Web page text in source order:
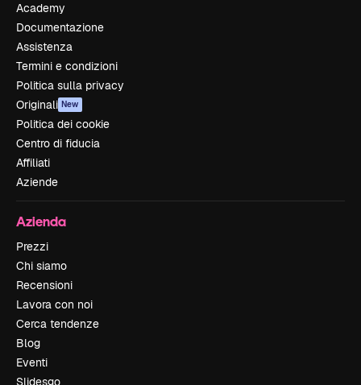
Academy
Documentazione
Assistenza
Termini e condizioni
Politica sulla privacy
Originali New
Politica dei cookie
Centro di fiducia
Affiliati
Aziende
Azienda
Prezzi
Chi siamo
Recensioni
Lavora con noi
Cerca tendenze
Blog
Eventi
Slidesgo